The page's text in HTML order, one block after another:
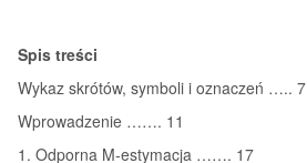
Spis treści
Wykaz skrótów, symboli i oznaczeń ….. 7
Wprowadzenie ……. 11
1. Odporna M-estymacja ……. 17